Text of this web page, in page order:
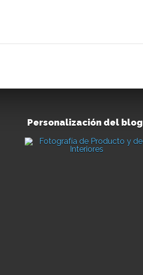
Personalización del blog